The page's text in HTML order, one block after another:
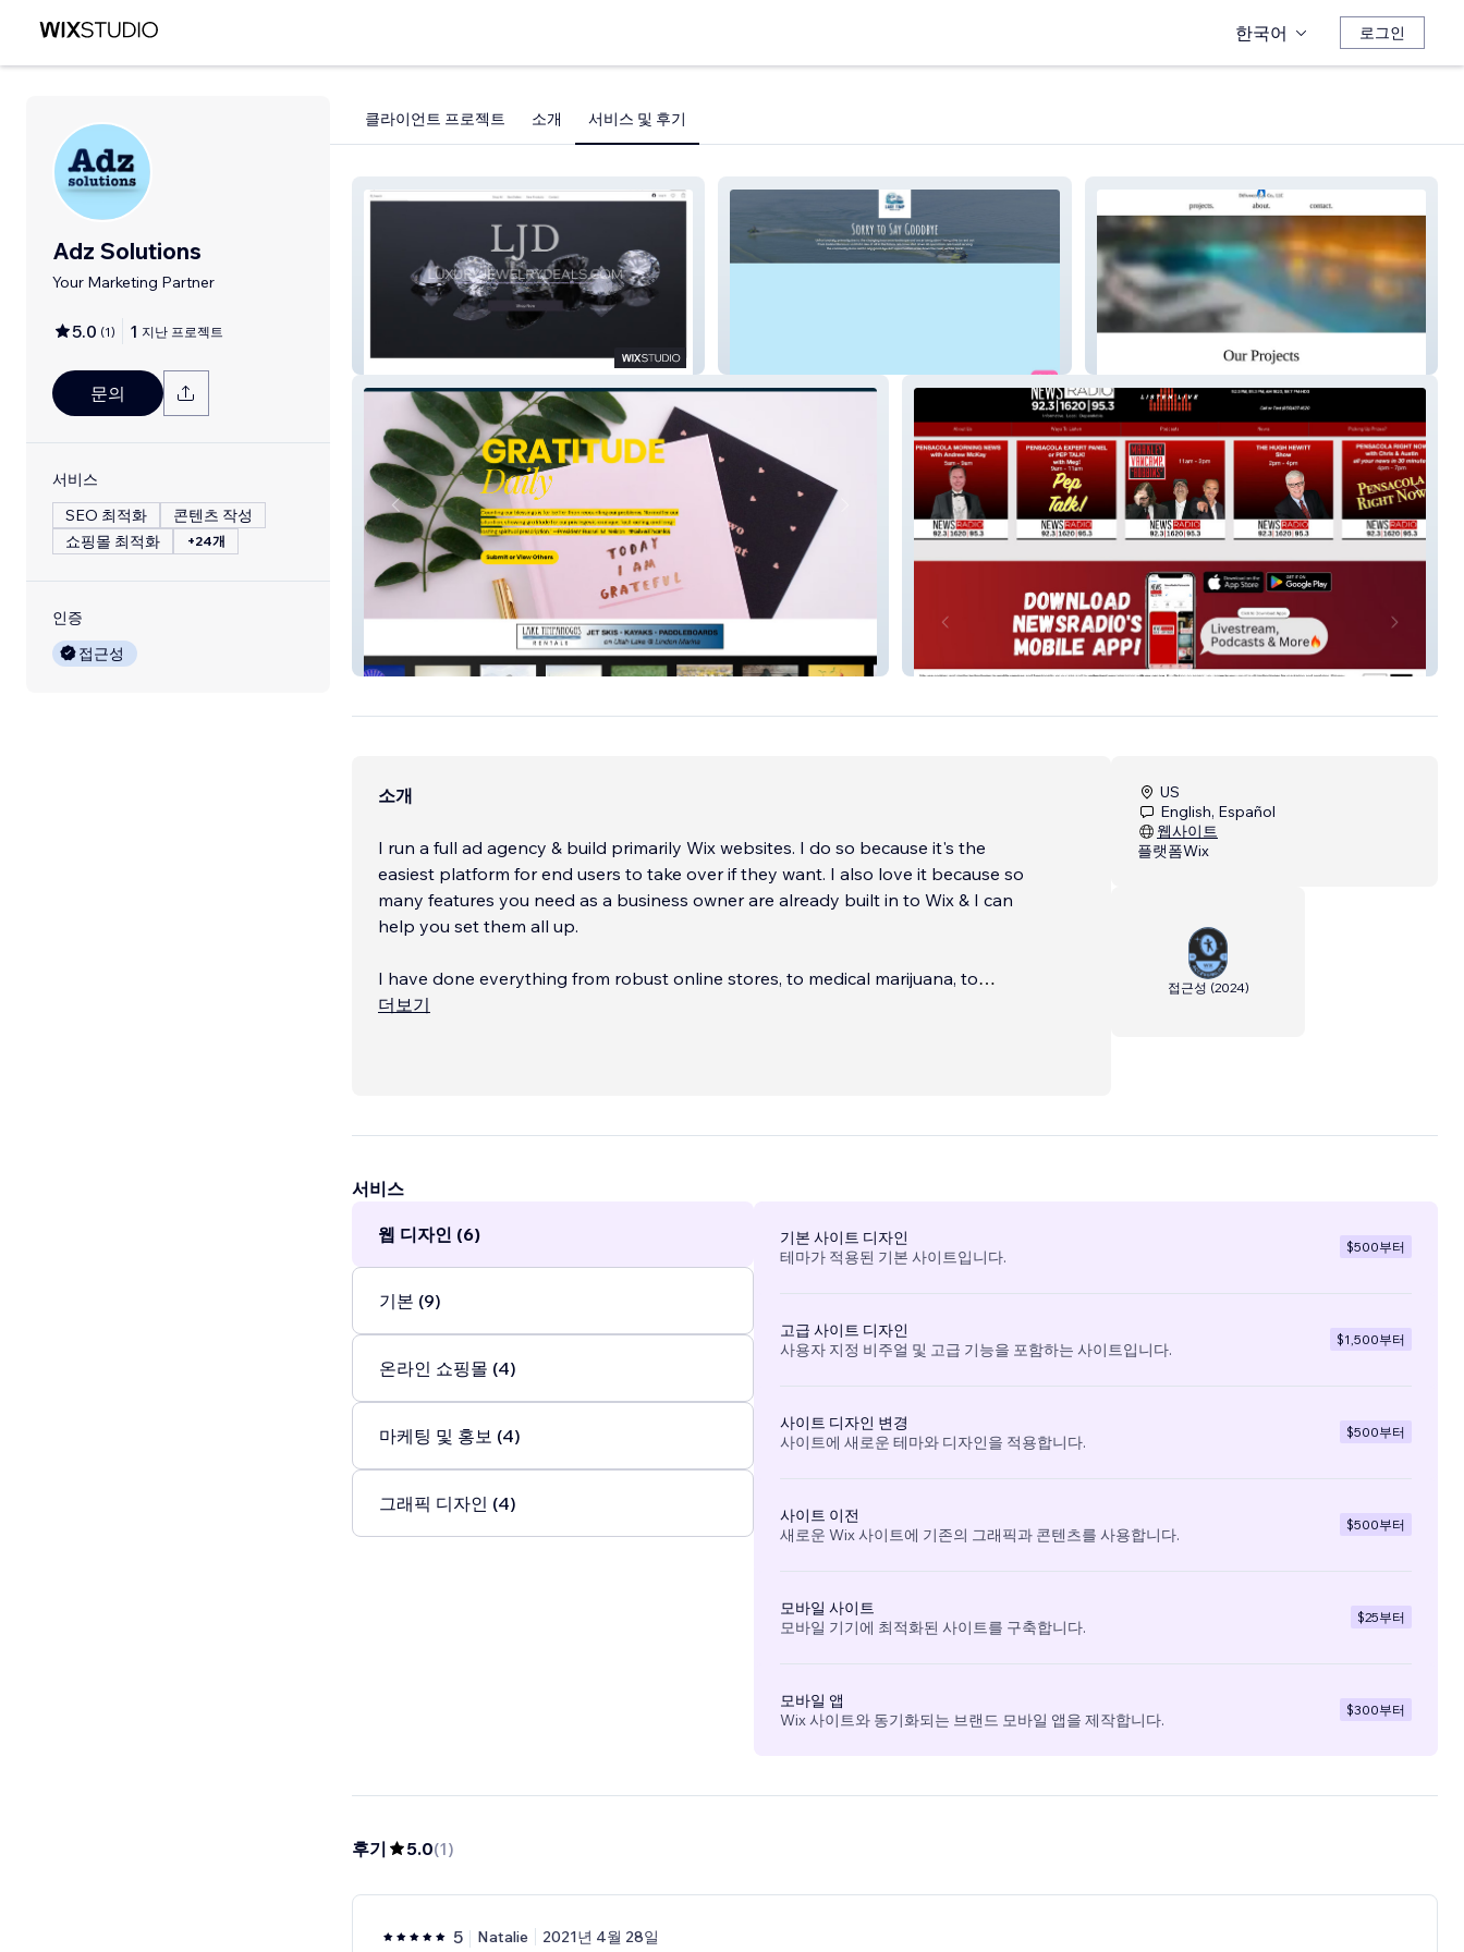
한국어 로그인
Adz Solutions
Your Marketing Partner
5.0 (1) 1 지난 프로젝트
문의
서비스
SEO 최적화
콘텐츠 작성
쇼핑몰 최적화
+24개
인증
접근성
클라이언트 프로젝트 소개 서비스 및 후기
Luxury Jewelry Deals
Streamopolis tv NewsRadio Pensacola
소개
I run a full ad agency & build primarily Wix websites. I do so because it's the
easiest platform for end users to take over if they want. I also love it because so
many features you need as a business owner are already built in to Wix & I can
help you set them all up.
I have done everything from robust online stores, to medical marijuana, to
school district websites, to musicians with their music to buy, to service
더보기
US
English, Español
웹사이트
플랫폼Wix
접근성 (2024)
서비스
웹 디자인 (6)
기본 (9)
온라인 쇼핑몰 (4)
마케팅 및 홍보 (4)
그래픽 디자인 (4)
기본 사이트 디자인
테마가 적용된 기본 사이트입니다.
$500부터
고급 사이트 디자인
사용자 지정 비주얼 및 고급 기능을 포함하는 사이트입니다.
$1,500부터
사이트 디자인 변경
사이트에 새로운 테마와 디자인을 적용합니다.
$500부터
사이트 이전
새로운 Wix 사이트에 기존의 그래픽과 콘텐츠를 사용합니다.
$500부터
모바일 사이트
모바일 기기에 최적화된 사이트를 구축합니다.
$25부터
모바일 앱
Wix 사이트와 동기화되는 브랜드 모바일 앱을 제작합니다.
$300부터
후기 5.0(1)
5 Natalie 2021년 4월 28일